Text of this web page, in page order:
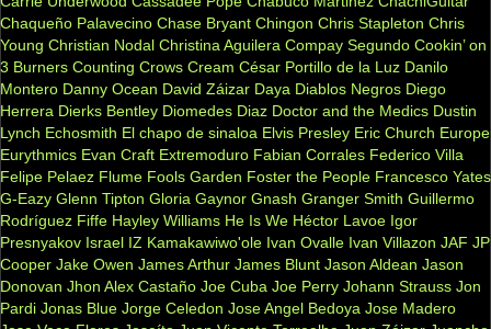
Chaqueño Palavecino Chase Bryant Chingon Chris Stapleton Chris
Young Christian Nodal Christina Aguilera Compay Segundo Cookin’ on
3 Burners Counting Crows Cream César Portillo de la Luz Danilo
Montero Danny Ocean David Záizar Daya Diablos Negros Diego
Herrera Dierks Bentley Diomedes Diaz Doctor and the Medics Dustin
Lynch Echosmith El chapo de sinaloa Elvis Presley Eric Church Europe
Eurythmics Evan Craft Extremoduro Fabian Corrales Federico Villa
Felipe Pelaez Flume Fools Garden Foster the People Francesco Yates
G-Eazy Glenn Tipton Gloria Gaynor Gnash Granger Smith Guillermo
Rodríguez Fiffe Hayley Williams He Is We Héctor Lavoe Igor
Presnyakov Israel IZ Kamakawiwo'ole Ivan Ovalle Ivan Villazon JAF JP
Cooper Jake Owen James Arthur James Blunt Jason Aldean Jason
Donovan Jhon Alex Castaño Joe Cuba Joe Perry Johann Strauss Jon
Pardi Jonas Blue Jorge Celedon Jose Angel Bedoya Jose Madero